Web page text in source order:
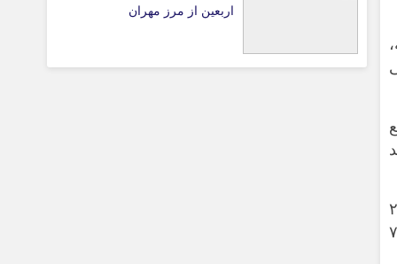
گفت: برای بهره‌برداری از ۲ پروژه افتتاحی و ۲
یک‌هزار و ۷۵۰
اربعین از مرز مهران